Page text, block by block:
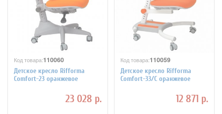
Код товара:110060
Детское кресло Rifforma
Comfort-23 оранжевое
23 028 р.
Код товара:110059
Детское кресло Rifforma
Comfort-33/С оранжевое
12 871 р.